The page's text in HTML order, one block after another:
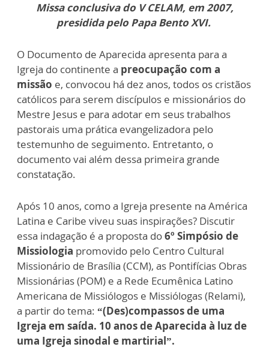
Missa conclusiva do V CELAM, em 2007,
presidida pelo Papa Bento XVI.
O Documento de Aparecida apresenta para a
Igreja do continente a preocupação com a
missão e, convocou há dez anos, todos os cristãos
católicos para serem discípulos e missionários do
Mestre Jesus e para adotar em seus trabalhos
pastorais uma prática evangelizadora pelo
testemunho de seguimento. Entretanto, o
documento vai além dessa primeira grande
constatação.
Após 10 anos, como a Igreja presente na América
Latina e Caribe viveu suas inspirações? Discutir
essa indagação é a proposta do6º Simpósio de
Missiologia promovido pelo Centro Cultural
Missionário de Brasília (CCM), as Pontifícias Obras
Missionárias (POM) e a Rede Ecumênica Latino
Americana de Missiólogos e Missiólogas (Relami),
a partir do tema: “(Des)compassos de uma
Igreja em saída. 10 anos de Aparecida à luz de
uma Igreja sinodal e martirial”.